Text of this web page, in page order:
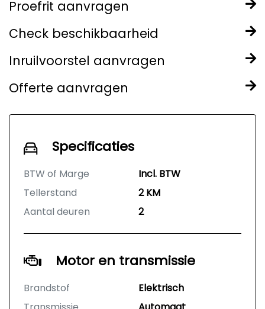
Proefrit aanvragen
Check beschikbaarheid
Inruilvoorstel aanvragen
Offerte aanvragen
Specificaties
BTW of Marge
Incl. BTW
Tellerstand
2 KM
Aantal deuren
2
Motor en transmissie
Brandstof
Elektrisch